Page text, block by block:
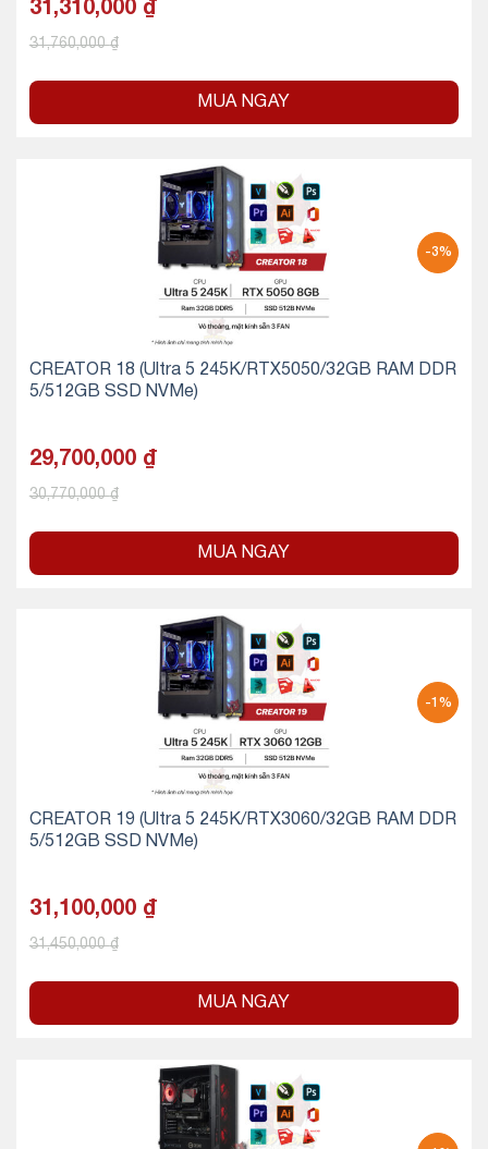
31,310,000 ₫
31,760,000₫
MUA NGAY
-3%
CREATOR 18 (Ultra 5 245K/RTX5050/32GB RAM DDR
5/512GB SSD NVMe)
29,700,000 ₫
30,770,000₫
MUA NGAY
-1%
CREATOR 19 (Ultra 5 245K/RTX3060/32GB RAM DDR
5/512GB SSD NVMe)
31,100,000 ₫
31,450,000₫
MUA NGAY